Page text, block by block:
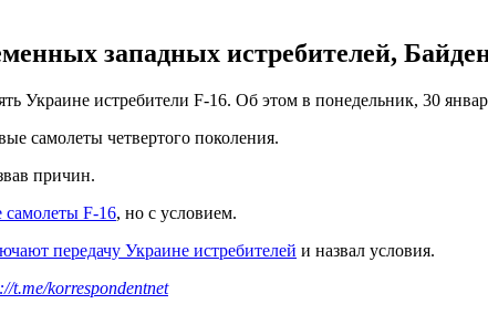
западных истребителей,
Украине истребители F-16. Об этом в понедельник, 30
самолеты четвертого поколения.
причин.
самолеты F-16, но с условием.
передачу Украине истребителей и назвал условия.
t.me/korrespondentnet